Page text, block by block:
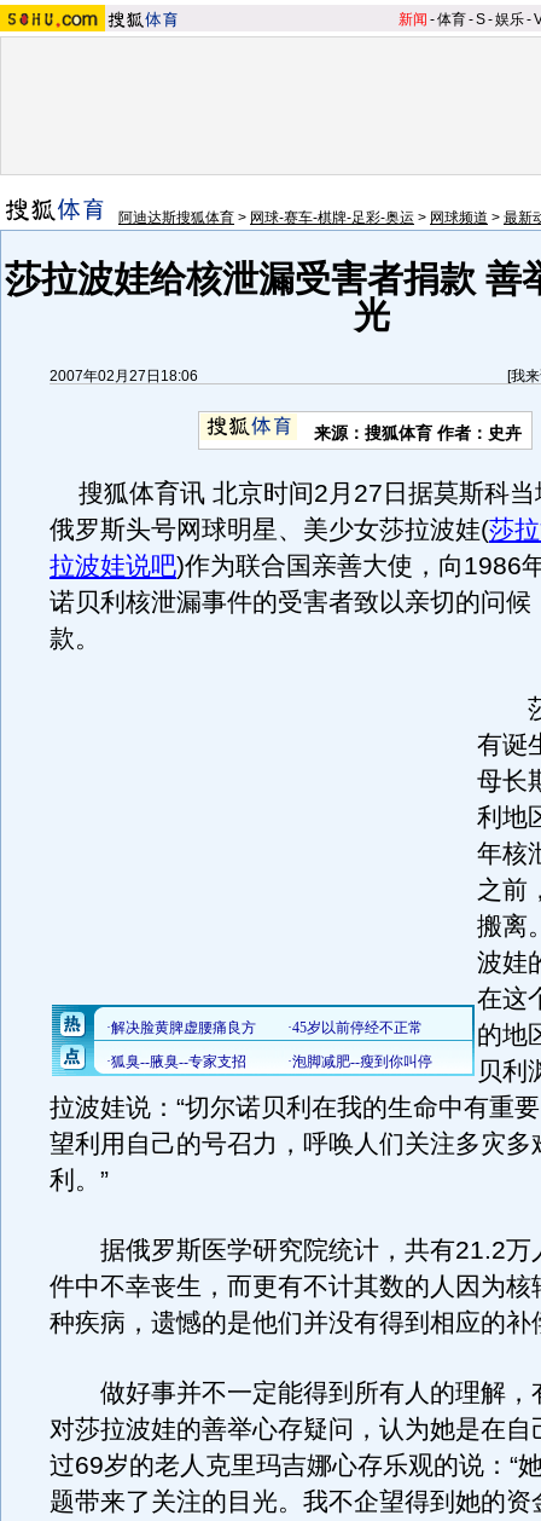
新闻 -体育-S-娱乐-
阿迪达斯搜狐体育 > 网球-赛车-棋牌-足彩-奥运 > 网球频道 > 最新
莎拉波娃给核泄漏受害者捐款 善
光
2007年02月27日18:06 [我
来源：搜狐体育 作者：史卉
搜狐体育讯 北京时间2月27日据莫斯科当
俄罗斯头号网球明星、美少女莎拉波娃(莎
拉波娃说吧)作为联合国亲善大使，向1986
诺贝利核泄漏事件的受害者致以亲切的问候
款。
莎
有诞
母长
利地
年核
之前
搬离
波娃
在这
的地
贝利
拉波娃说：“切尔诺贝利在我的生命中有重
望利用自己的号召力，呼唤人们关注多灾多
利。”
据俄罗斯医学研究院统计，共有21.2万
件中不幸丧生，而更有不计其数的人因为核
种疾病，遗憾的是他们并没有得到相应的补
做好事并不一定能得到所有人的理解，
对莎拉波娃的善举心存疑问，认为她是在自
过69岁的老人克里玛吉娜心存乐观的说：“
题带来了关注的目光。我不企望得到她的资